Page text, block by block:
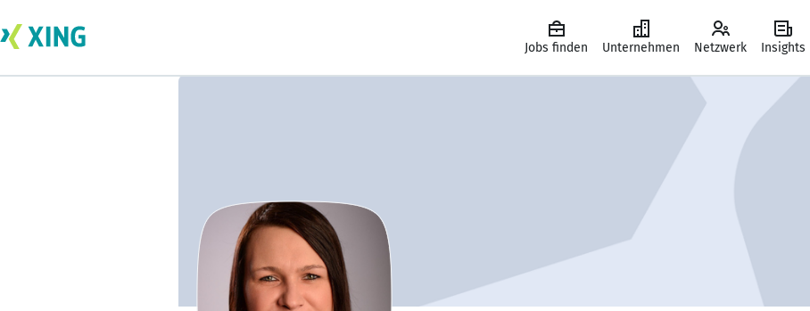
Jobs finden Unternehmen Netzwerk Insights